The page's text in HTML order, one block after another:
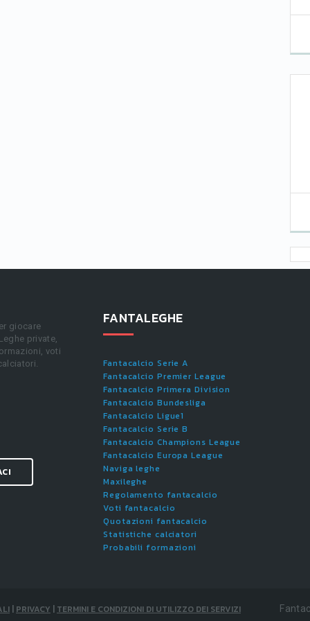
giocare
private,
voti
FANTALEGHE
Fantacalcio Serie A
Fantacalcio Premier League
Fantacalcio Primera Division
Fantacalcio Bundesliga
Fantacalcio Ligue1
Fantacalcio Serie B
Fantacalcio Champions League
Fantacalcio Europa League
Naviga leghe
Maxileghe
Regolamento fantacalcio
Voti fantacalcio
Quotazioni fantacalcio
Statistiche calciatori
Probabili formazioni
| PRIVACY | TERMINI E CONDIZIONI DI UTILIZZO DEI SERVIZI